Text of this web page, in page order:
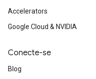
Accelerators
Google Cloud & NVIDIA
Conecte-se
Blog